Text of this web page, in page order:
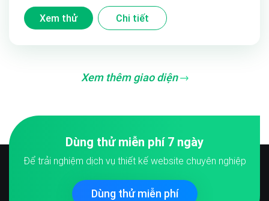
Xem thử Chi tiết
Xem thêm giao diện
Dùng thử miễn phí 7 ngày
Để trải nghiệm dịch vụ thiết kế website chuyên nghiệp
Dùng thử miễn phí